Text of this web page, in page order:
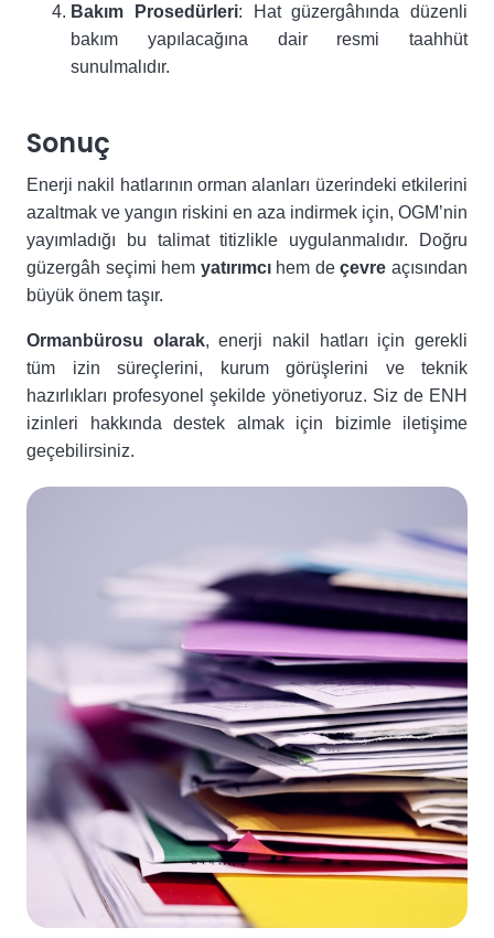
Bakım Prosedürleri: Hat güzergâhında düzenli
bakım yapılacağına dair resmi taahhüt
sunulmalıdır.
Sonuç
Enerji nakil hatlarının orman alanları üzerindeki etkilerini
azaltmak ve yangın riskini en aza indirmek için, OGM’nin
yayımladığı bu talimat titizlikle uygulanmalıdır. Doğru
güzergâh seçimi hem yatırımcıhem deçevre açısından
büyük önem taşır.
Ormanbürosu olarak, enerji nakil hatları için gerekli
tüm izin süreçlerini, kurum görüşlerini ve teknik
hazırlıkları profesyonel şekilde yönetiyoruz. Siz de ENH
izinleri hakkında destek almak için bizimle iletişime
geçebilirsiniz.